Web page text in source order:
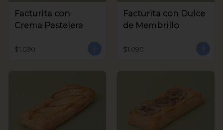
Facturita con
Crema Pastelera
$1.090
Facturita con Dulce
de Membrillo
$1.090